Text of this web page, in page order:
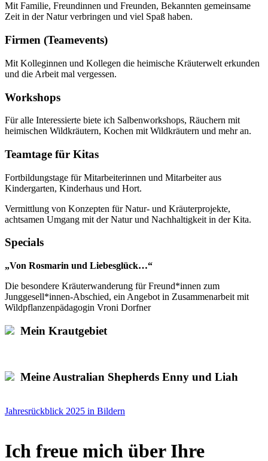
Mit Familie, Freundinnen und Freunden, Bekannten gemeinsame
Zeit in der Natur verbringen und viel Spaß haben.
Firmen (Teamevents)
Mit Kolleginnen und Kollegen die heimische Kräuterwelt erkunden
und die Arbeit mal vergessen.
Workshops
Für alle Interessierte biete ich Salbenworkshops, Räuchern mit
heimischen Wildkräutern, Kochen mit Wildkräutern und mehr an.
Teamtage für Kitas
Fortbildungstage für Mitarbeiterinnen und Mitarbeiter aus
Kindergarten, Kinderhaus und Hort.
Vermittlung von Konzepten für Natur- und Kräuterprojekte,
achtsamen Umgang mit der Natur und Nachhaltigkeit in der Kita.
Specials
„Von Rosmarin und Liebesglück…“
Die besondere Kräuterwanderung für Freund*innen zum
Junggesell*innen-Abschied, ein Angebot in Zusammenarbeit mit
Wildpflanzenpädagogin Vroni Dorfner
Mein Krautgebiet
Meine Australian Shepherds Enny und Liah
Jahresrückblick 2025 in Bildern
Ich freue mich über Ihre